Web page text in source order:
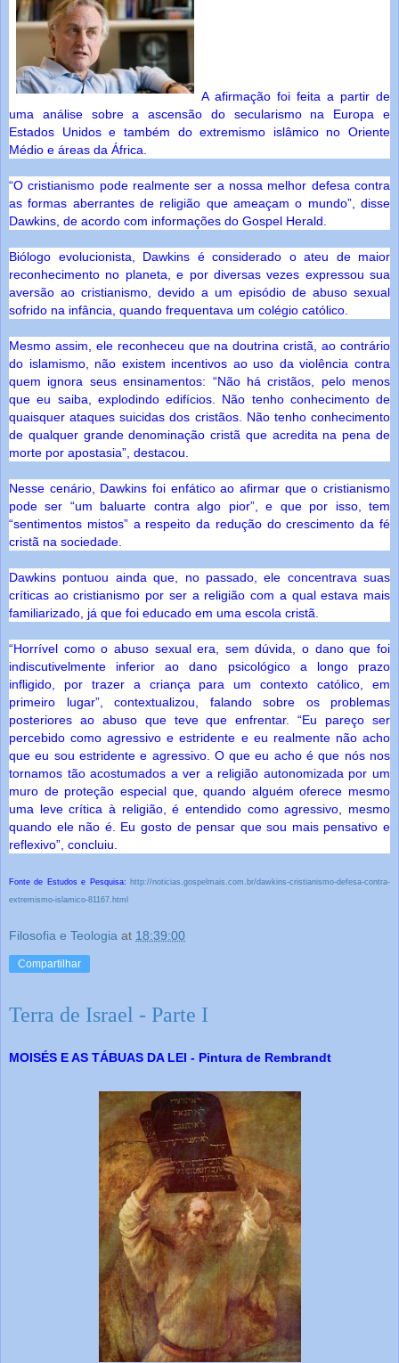
A afirmação foi feita a partir de
uma análise sobre a ascensão do secularismo na Europa e
Estados Unidos e também do extremismo islâmico no Oriente
Médio e áreas da África.
“O cristianismo pode realmente ser a nossa melhor defesa contra
as formas aberrantes de religião que ameaçam o mundo”, disse
Dawkins, de acordo com informações do Gospel Herald.
Biólogo evolucionista, Dawkins é considerado o ateu de maior
reconhecimento no planeta, e por diversas vezes expressou sua
aversão ao cristianismo, devido a um episódio de abuso sexual
sofrido na infância, quando frequentava um colégio católico.
Mesmo assim, ele reconheceu que na doutrina cristã, ao contrário
do islamismo, não existem incentivos ao uso da violência contra
quem ignora seus ensinamentos: “Não há cristãos, pelo menos
que eu saiba, explodindo edifícios. Não tenho conhecimento de
quaisquer ataques suicidas dos cristãos. Não tenho conhecimento
de qualquer grande denominação cristã que acredita na pena de
morte por apostasia”, destacou.
Nesse cenário, Dawkins foi enfático ao afirmar que o cristianismo
pode ser “um baluarte contra algo pior”, e que por isso, tem
“sentimentos mistos” a respeito da redução do crescimento da fé
cristã na sociedade.
Dawkins pontuou ainda que, no passado, ele concentrava suas
críticas ao cristianismo por ser a religião com a qual estava mais
familiarizado, já que foi educado em uma escola cristã.
“Horrível como o abuso sexual era, sem dúvida, o dano que foi
indiscutivelmente inferior ao dano psicológico a longo prazo
infligido, por trazer a criança para um contexto católico, em
primeiro lugar”, contextualizou, falando sobre os problemas
posteriores ao abuso que teve que enfrentar. “Eu pareço ser
percebido como agressivo e estridente e eu realmente não acho
que eu sou estridente e agressivo. O que eu acho é que nós nos
tornamos tão acostumados a ver a religião autonomizada por um
muro de proteção especial que, quando alguém oferece mesmo
uma leve crítica à religião, é entendido como agressivo, mesmo
quando ele não é. Eu gosto de pensar que sou mais pensativo e
reflexivo”, concluiu.
Fonte de Estudos e Pesquisa: http://noticias.gospelmais.com.br/dawkins-cristianismo-defesa-contra-
extremismo-islamico-81167.html
Filosofia e Teologia at 18:39:00
Compartilhar
Terra de Israel - Parte I
MOISÉS E AS TÁBUAS DA LEI - Pintura de Rembrandt